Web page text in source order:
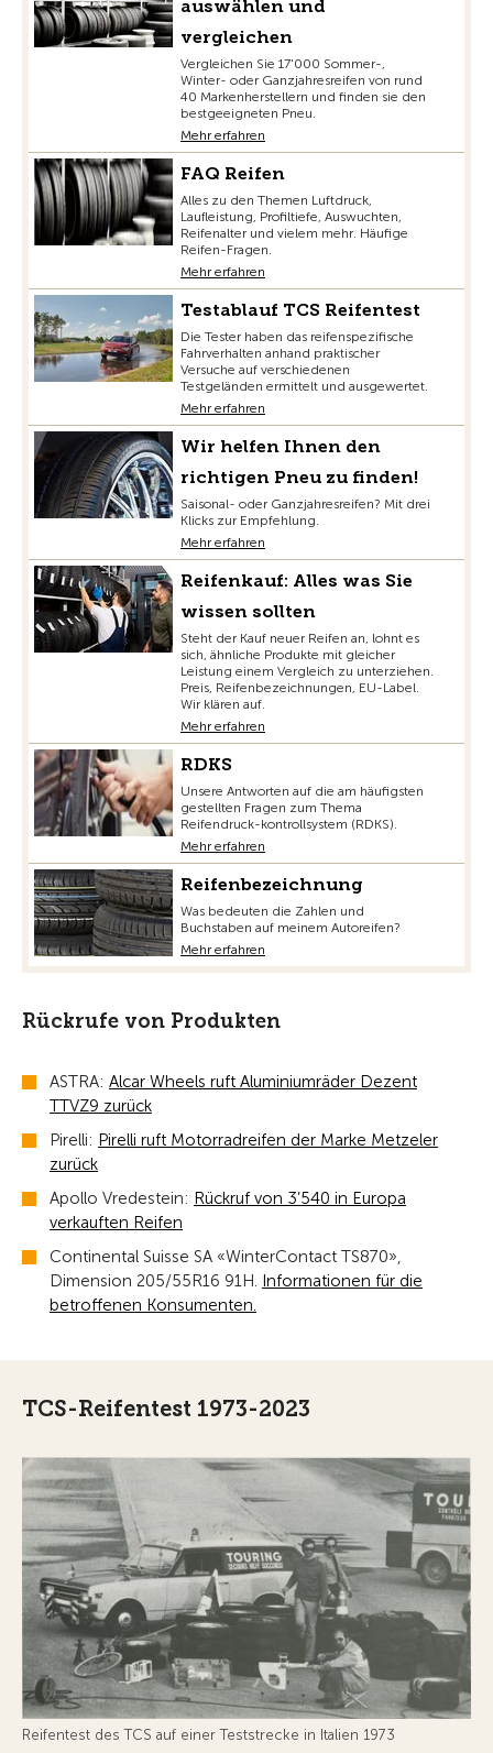
auswählen und
vergleichen
Vergleichen Sie 17'000 Sommer-,
Winter- oder Ganzjahresreifen von rund
40 Markenherstellern und finden sie den
bestgeeigneten Pneu.
Mehr erfahren
FAQ Reifen
Alles zu den Themen Luftdruck,
Laufleistung, Profiltiefe, Auswuchten,
Reifenalter und vielem mehr. Häufige
Reifen-Fragen.
Mehr erfahren
Testablauf TCS Reifentest
Die Tester haben das reifenspezifische
Fahrverhalten anhand praktischer
Versuche auf verschiedenen
Testgeländen ermittelt und ausgewertet.
Mehr erfahren
Wir helfen Ihnen den
richtigen Pneu zu finden!
Saisonal- oder Ganzjahresreifen? Mit drei
Klicks zur Empfehlung.
Mehr erfahren
Reifenkauf: Alles was Sie
wissen sollten
Steht der Kauf neuer Reifen an, lohnt es
sich, ähnliche Produkte mit gleicher
Leistung einem Vergleich zu unterziehen.
Preis, Reifenbezeichnungen, EU-Label.
Wir klären auf.
Mehr erfahren
RDKS
Unsere Antworten auf die am häufigsten
gestellten Fragen zum Thema
Reifendruck-kontrollsystem (RDKS).
Mehr erfahren
Reifenbezeichnung
Was bedeuten die Zahlen und
Buchstaben auf meinem Autoreifen?
Mehr erfahren
Rückrufe von Produkten
ASTRA: Alcar Wheels ruft Aluminiumräder Dezent
TTVZ9 zurück
Pirelli: Pirelli ruft Motorradreifen der Marke Metzeler
zurück
Apollo Vredestein: Rückruf von 3’540 in Europa
verkauften Reifen
Continental Suisse SA «WinterContact TS870»,
Dimension 205/55R16 91H. Informationen für die
betroffenen Konsumenten.
TCS-Reifentest 1973-2023
Reifentest des TCS auf einer Teststrecke in Italien 1973